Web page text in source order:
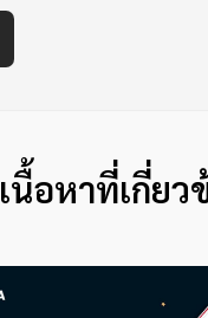
เนื้อหาที่เกี่ยว